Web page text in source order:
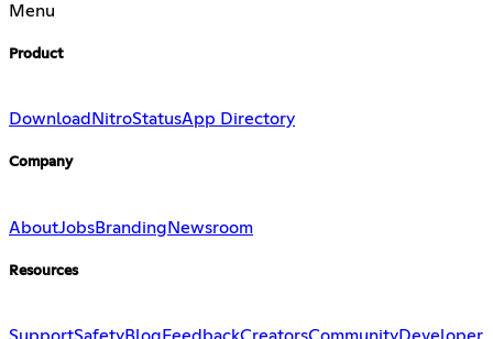
Menu
Product
Download NitroStatusApp Directory
Company
AboutJobsBrandingNewsroom
Resources